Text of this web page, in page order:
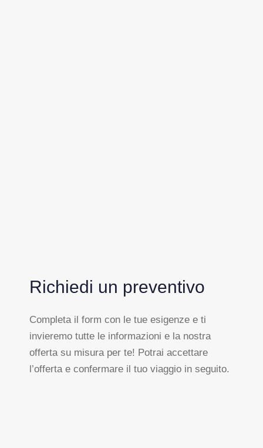
Richiedi un preventivo
Completa il form con le tue esigenze e ti
invieremo tutte le informazioni e la nostra
offerta su misura per te! Potrai accettare
l’offerta e confermare il tuo viaggio in seguito.